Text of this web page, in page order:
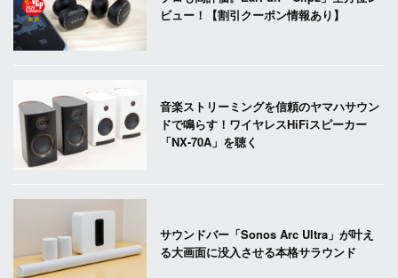
ビュー！【割引クーポン情報あり】
音楽ストリーミングを信頼のヤマハサウン
ドで鳴らす！ワイヤレスHiFiスピーカー
「NX-70A」を聴く
サウンドバー「Sonos Arc Ultra」が叶え
る大画面に没入させる本格サラウンド